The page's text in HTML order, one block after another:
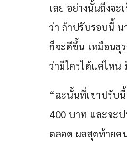
เลย อย่างนั้นถึงจะ
ว่า ถ้าปรับรอบนี้ น
ก็จะดีขึ้น เหมือนธุ
ว่ามีใครได้แค่ไหน
“ฉะนั้นที่เขาปรับนี้
400 บาท และจะ
ตลอด ผลสุดท้ายค